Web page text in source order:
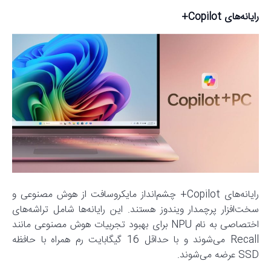
رایانه‌های Copilot+
رایانه‌های Copilot+ چشم‌انداز مایکروسافت از هوش مصنوعی و
سخت‌افزار پرچمدار ویندوز هستند. این رایانه‌ها شامل تراشه‌های
اختصاصی به نام NPU برای بهبود تجربیات هوش مصنوعی مانند
Recall می‌شوند و با حداقل 16 گیگابایت رم همراه با حافظه
SSD عرضه می‌شوند.